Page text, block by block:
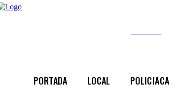
PORTADA LOCAL POLICIACA